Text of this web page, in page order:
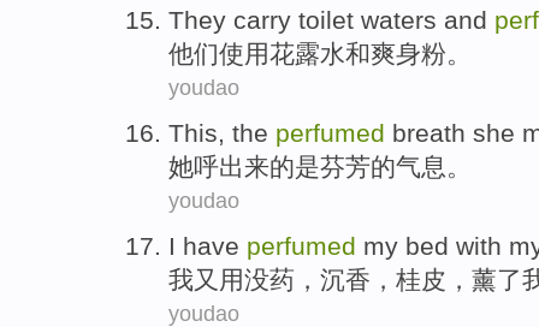
They carry toilet waters and
他们使用花露水和爽身粉。
youdao
This, the perfumed breath she
她呼出来的是芬芳的气息。
youdao
I have perfumed my bed with
我又 用没药 ， 沉香 ， 桂皮 ，薰了
youdao